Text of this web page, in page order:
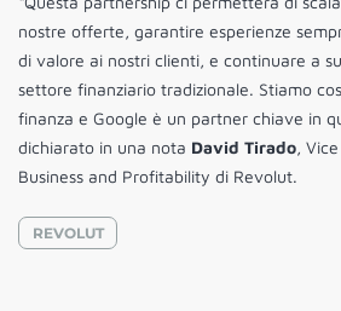
nostre offerte, garantire esperienze
di valore ai nostri clienti, e continuare a
settore finanziario tradizionale. Stiamo
finanza e Google è un partner chiave in
dichiarato in una nota David Tirado,
Business and Profitability di Revolut.
REVOLUT